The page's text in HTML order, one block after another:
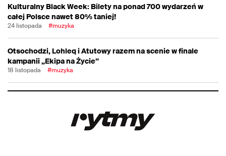
Kulturalny Black Week: Bilety na ponad 700 wydarzeń w
całej Polsce nawet 80% taniej!
24 listopada #muzyka
Otsochodzi, Lohleq i Atutowy razem na scenie w finale
kampanii „Ekipa na Życie”
18 listopada #muzyka